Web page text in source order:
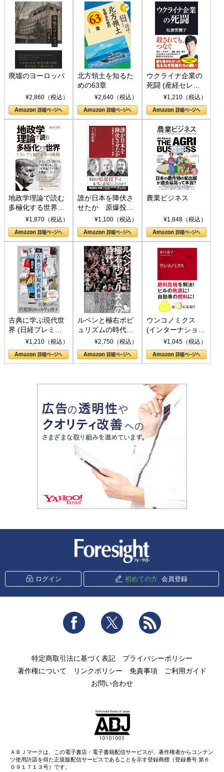
廃墟のヨーロッパ
¥2,860（税込）
北方領土を知るた
めの63章
¥2,640（税込）
ウクライナ企業の
死闘 (産経セレク
ト S 039)¥1,210（税込）
地政学理論で読む
多極化する世界：
トランプとBRICS
の挑戦
¥1,870（税込）
誰が日本を降伏さ
せたか 原爆投
下、ソ連参戦、そ
して聖断 (PHP新
書)
¥1,100（税込）
農業ビジネス
¥1,848（税込）
古典に学ぶ現代世
界 (日経プレミア
シリーズ)¥1,210（税込）
ルペンと極右ポピ
ュリズムの時代：
〈ヤヌス〉の二つ
の顔
¥2,750（税込）
ウンコノミクス
(インターナショナ
ル新書)¥1,045（税込）
ログイン 初めての方 会員登録
Facebook Twitter
特定商取引法に基づく表記
プライバシーポリシー
著作権について
リンクポリシー 免責事項
ご利用ガイド
お問い合わせ
ＡＢＪマークは、この電子書店・電子書籍配信サービスが、著作権者からコンテン
ツ使用許諾を得た正規版配信サービスであることを示す登録商標（登録番号 第６
０９１７１３号）です。